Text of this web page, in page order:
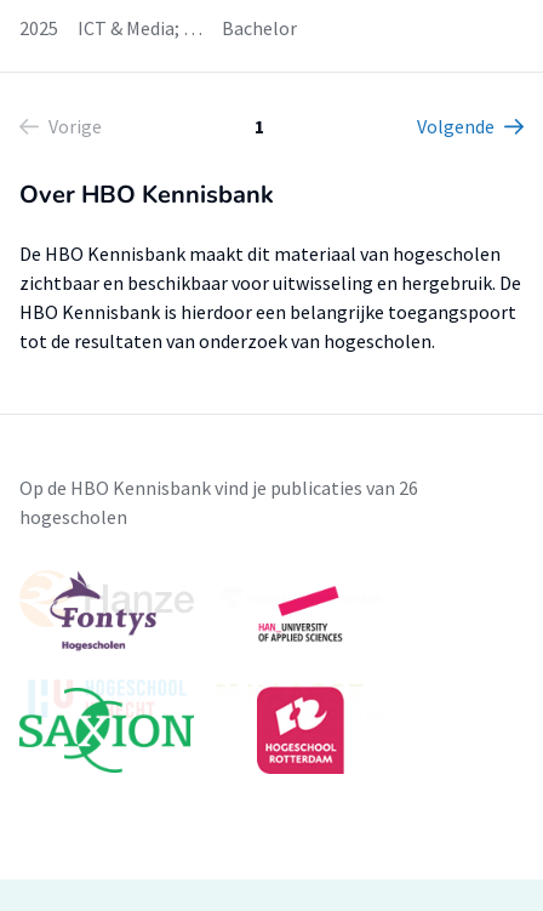
2025
ICT & Media; … Bachelor
Vorige 1 Volgende
Over HBO Kennisbank
De HBO Kennisbank maakt dit materiaal van hogescholen
zichtbaar en beschikbaar voor uitwisseling en hergebruik. De
HBO Kennisbank is hierdoor een belangrijke toegangspoort
tot de resultaten van onderzoek van hogescholen.
Op de HBO Kennisbank vind je publicaties van 26
hogescholen